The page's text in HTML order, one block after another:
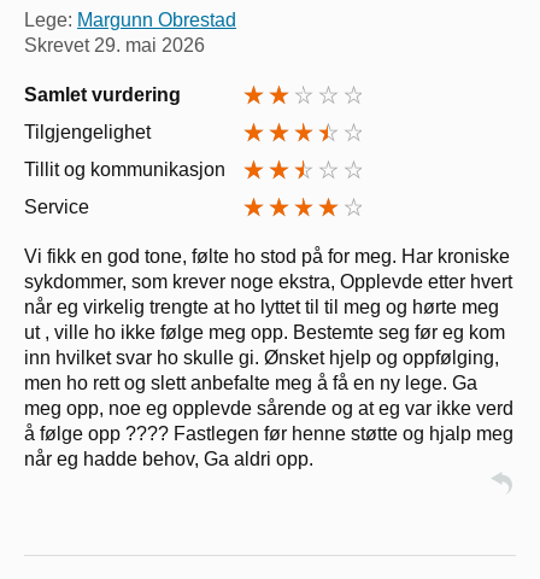
Lege: Margunn Obrestad
Skrevet29. mai 2026
Samlet vurdering
Tilgjengelighet
Tillit og kommunikasjon
Service
Vi fikk en god tone, følte ho stod på for meg. Har kroniske
sykdommer, som krever noge ekstra, Opplevde etter hvert
når eg virkelig trengte at ho lyttet til til meg og hørte meg
ut , ville ho ikke følge meg opp. Bestemte seg før eg kom
inn hvilket svar ho skulle gi. Ønsket hjelp og oppfølging,
men ho rett og slett anbefalte meg å få en ny lege. Ga
meg opp, noe eg opplevde sårende og at eg var ikke verd
å følge opp ???? Fastlegen før henne støtte og hjalp meg
når eg hadde behov, Ga aldri opp.